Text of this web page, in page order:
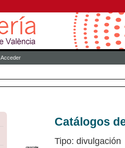
Acceder
Catálogos
Tipo: divulgación